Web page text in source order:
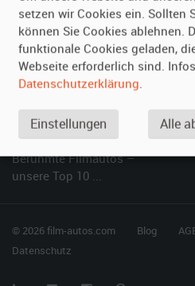
Vermieten
Oldtimer anmelden
Fotos senden
Fragen für Vermieter
SPECIAL
Berühmte Filmautos –
unsere Top 10 ...
© 2026 film-autos.com Blog
Datenschutz
setzen wir Cookies ein. Sollten
können Sie Cookies ablehnen.
funktionale Cookies geladen,
Webseite erforderlich sind.
Datenschutzerklärung.
Einstellungen Alle